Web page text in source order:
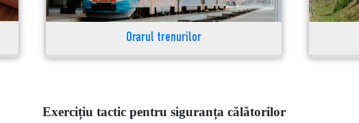
Orarul trenurilor
Exercițiu tactic pentru siguranța călătorilor